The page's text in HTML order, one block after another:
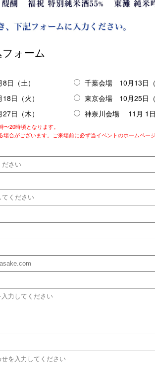
フォーム
（土）
千葉会場 10月13日（
日（火）
東京会場 10月25日（
日（木）
神奈川会場 11月 1日
20時頃となります。
合がございます。ご来場前に必ず当イベントのホームペー